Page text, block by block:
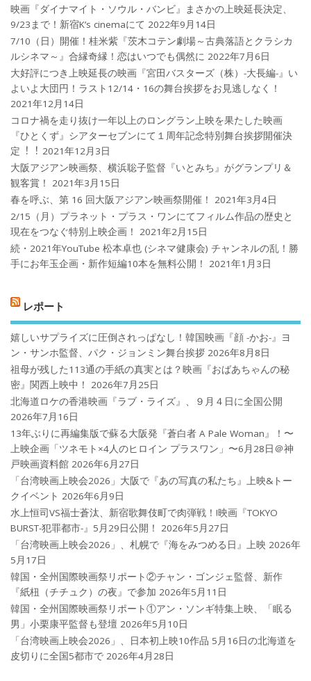
映画『ダイナマイト・ソウル・バンビ』まさかの上映延長決定、
9/23まで！新宿K’s cinemaにて 2022年9月14日
7/10（日）開催！桂米紫『茨木コテン劇場～古典落語とクラシカ
ルシネマ～』合縁奇縁！恋はいつでも偶然に 2022年7月6日
大好評につき上映延長の映画『宮田バスターズ（株）-大長編-』い
よいよ大団円！ラスト12/14・16の舞台挨拶をお見逃しなく！
2021年12月14日
コロナ禍を⾛り抜け⼀年以上のロングラン上映を果たした映画
『ひとくず』シアターセブンにて１周年記念特別舞台挨拶開催決
定︕︕ 2021年12月3日
大阪アジアン映画祭、横浜聡子監督『いとみち』がグランプリ＆
観客賞！
2021年3月15日
春を呼ぶ、第 16 回大阪アジアン映画祭開催！
2021年3月4日
2/15（月）プラネット・プラス・ワンにてフィルム作品の歴史と
現在をつなぐ特別上映企画！
2021年2月15日
続・2021年YouTube 松本卓也 (シネマ健康会) チャンネルの乱！勝
手にお年玉企画・新作短編10本を無料公開！
2021年1月3日
レポート
嬉しいサプライズに圧倒されっぱなし！韓国映画『顔 -かお-』ヨ
ン・サンホ監督、パク・ジョンミン舞台挨拶 2026年8月8日
祖母が残した113通の手紙の真実とは？映画『おばあちゃんの秘
密』関西上映中！
2026年7月25日
北海道ロケの香港映画『ラブ・ライズ』、９月４日に全国公開
2026年7月16日
13年ぶりに再編集版で蘇る大阪発『蒼白者 A Pale Woman』！〜
上映企画「ツネモト×4人のヒロイン プラスワン」〜6月28日＠神
戸映画資料館 2026年6月27日
「台湾映画上映会2026」大阪で『あの写真の私たち』上映&トー
クイベント 2026年6月9日
水上恒司VS福士蒼汰、新宿歌舞伎町で肉弾戦！!映画『TOKYO
BURST-犯罪都市-』5月29日公開！
2026年5月27日
「台湾映画上映会2026」、札幌で『海をみつめる日』上映 2026年
5月17日
韓国・全州国際映画祭リポート②チャン・ゴンジェ監督、新作
『紙杻（チチュク）の夜』で参加 2026年5月11日
韓国・全州国際映画祭リポート①アン・ソンギ特集上映、「眠る
男」小栗康平監督も登壇 2026年5月10日
「台湾映画上映会2026」、日本初上映10作品 5月16日の北海道を
皮切りに全国5都市で 2026年4月28日